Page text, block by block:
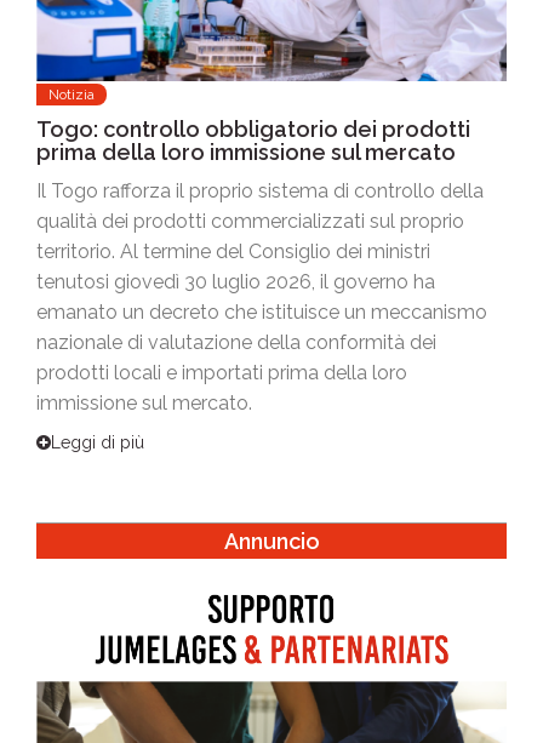
Notizia
Togo: controllo obbligatorio dei prodotti
prima della loro immissione sul mercato
Il Togo rafforza il proprio sistema di controllo della
qualità dei prodotti commercializzati sul proprio
territorio. Al termine del Consiglio dei ministri
tenutosi giovedì 30 luglio 2026, il governo ha
emanato un decreto che istituisce un meccanismo
nazionale di valutazione della conformità dei
prodotti locali e importati prima della loro
immissione sul mercato.
Leggi di più
Annuncio